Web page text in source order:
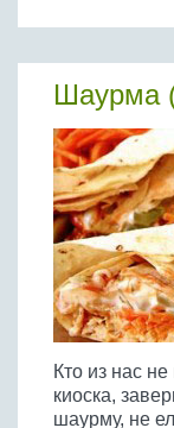
Шаурма
Кто из нас
киоска,
шаурму, не